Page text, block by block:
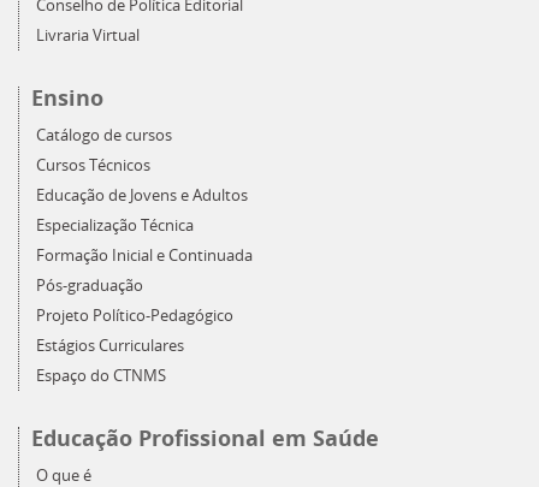
Conselho de Política Editorial
Livraria Virtual
Ensino
Catálogo de cursos
Cursos Técnicos
Educação de Jovens e Adultos
Especialização Técnica
Formação Inicial e Continuada
Pós-graduação
Projeto Político-Pedagógico
Estágios Curriculares
Espaço do CTNMS
Educação Profissional em Saúde
O que é